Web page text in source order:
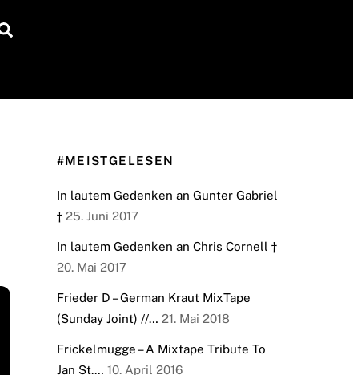
#MEISTGELESEN
In lautem Gedenken an Gunter Gabriel
†25. Juni 2017
In lautem Gedenken an Chris Cornell †
20. Mai 2017
Frieder D – German Kraut MixTape
(Sunday Joint) //… 21. Mai 2018
Frickelmugge – A Mixtape Tribute To
Jan St.… 10. April 2016